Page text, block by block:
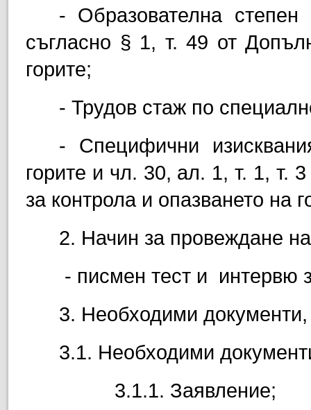
- Образователна степен
съгласно § 1, т. 49 от
горите;
- Трудов стаж по
- Специфични
горите и чл. 30, ал. 1, т. 1, т. 3
за контрола и опазването на
2. Начин за провеждане
- писмен тест и интервю
3. Необходими
3.1. Необходими
3.1.1. Заявление;